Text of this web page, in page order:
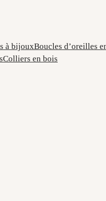
à bijouxBoucles d’oreilles
Colliers en bois